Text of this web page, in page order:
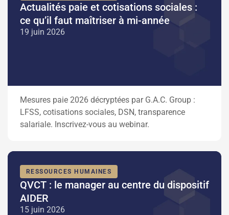
Actualités paie et cotisations sociales :
ce qu’il faut maîtriser à mi-année
19 juin 2026
Mesures paie 2026 décryptées par G.A.C. Group :
LFSS, cotisations sociales, DSN, transparence
salariale. Inscrivez-vous au webinar.
RESSOURCES HUMAINES
QVCT : le manager au centre du dispositif
AIDER
15 juin 2026